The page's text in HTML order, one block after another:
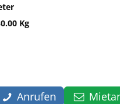
Kg
Anrufen